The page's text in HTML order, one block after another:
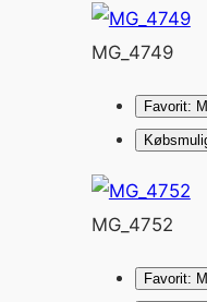
MG_4749
Favorit:
MG_4752
Favorit: